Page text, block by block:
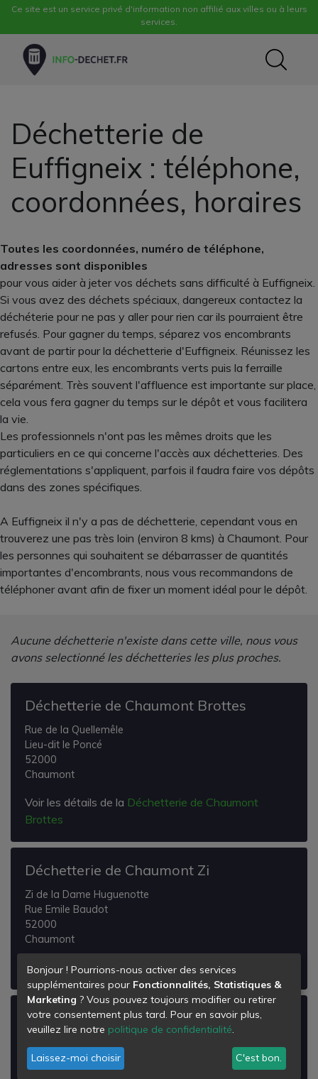
Ce site est un service privé d'information non affilié aux villes ou à leurs
services.
Déchetterie de
Euffigneix : téléphone,
coordonnées, horaires
Toutes les coordonnées, numéro de téléphone,
adresses sont disponibles
pour vous aider à jeter vos déchets sans difficulté à Euffigneix.
Si vous avez des déchets spéciaux, dangereux contactez la
déchéterie pour ne pas y aller pour rien car ils pourraient être
refusés. Pour gagner du temps, séparez vos encombrants
avant de partir pour la déchetterie d'Euffigneix. Réunissez les
cartons entre eux, les encombrants verts puis la ferraille
séparément. Très souvent l'affluence est importante sur place,
cela vous fera gagner du temps sur le dépôt et vous facilitera
la vie.
Les professionnels n'ont pas les mêmes droits que les
particuliers en ce qui concerne l'accès aux déchetteries. Des
réglementations s'appliquent, parfois il faudra faire vos dépôts
dans des zones spécifiques.
A Euffigneix il n'y a pas de déchetterie, cependant vous en
trouverez une pas très loin (environ 8 kms) à Chaumont. Pour
les personnes qui souhaitent se débarrasser de quantités
importantes d'encombrants, nous vous recommandons de
téléphoner avant afin de fixer un moment idéal pour le dépôt.
Aucune déchetterie n'existe dans cette ville, nous vous
avons selectionné les déchetteries les plus proches.
Déchetterie de Chaumont Brottes
Rue de la Quellemêle
Lieu-dit le Poncé
52000
Chaumont
Voir les détails de la Déchetterie de Chaumont
Brottes
Déchetterie de Chaumont Zi
Zi de la Dame Huguenotte
Rue Emile Baudot
52000
Chaumont
Voir les détails de laDéchetterie de Chaumont Zi
Déchetterie de Bologne
52310
Bologne
Bonjour ! Pourrions-nous activer des services
supplémentaires pour Fonctionnalités, Statistiques &
Marketing ? Vous pouvez toujours modifier ou retirer
votre consentement plus tard. Pour en savoir plus,
veuillez lire notre politique de confidentialité.
Laissez-moi choisir C'est bon.